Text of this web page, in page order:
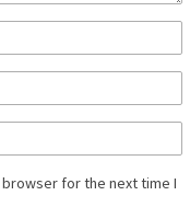
for the next time I